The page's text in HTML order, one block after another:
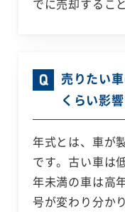
でに売却するこ
売りたい
くらい影
年式とは、車が
です。古い車は
年未満の車は高
号が変わり分か